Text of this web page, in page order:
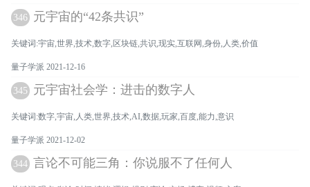
346 元宇宙的“42条共识”
关键词:宇宙,世界,技术,数字,区块链,共识,现实,互联网,身份,人类,价值
量子学派 2021-12-16
345 元宇宙社会学：进击的数字人
关键词:数字,宇宙,人类,世界,技术,AI,数据,玩家,百度,能力,意识
量子学派 2021-12-02
344 言论不可能三角：你说服不了任何人